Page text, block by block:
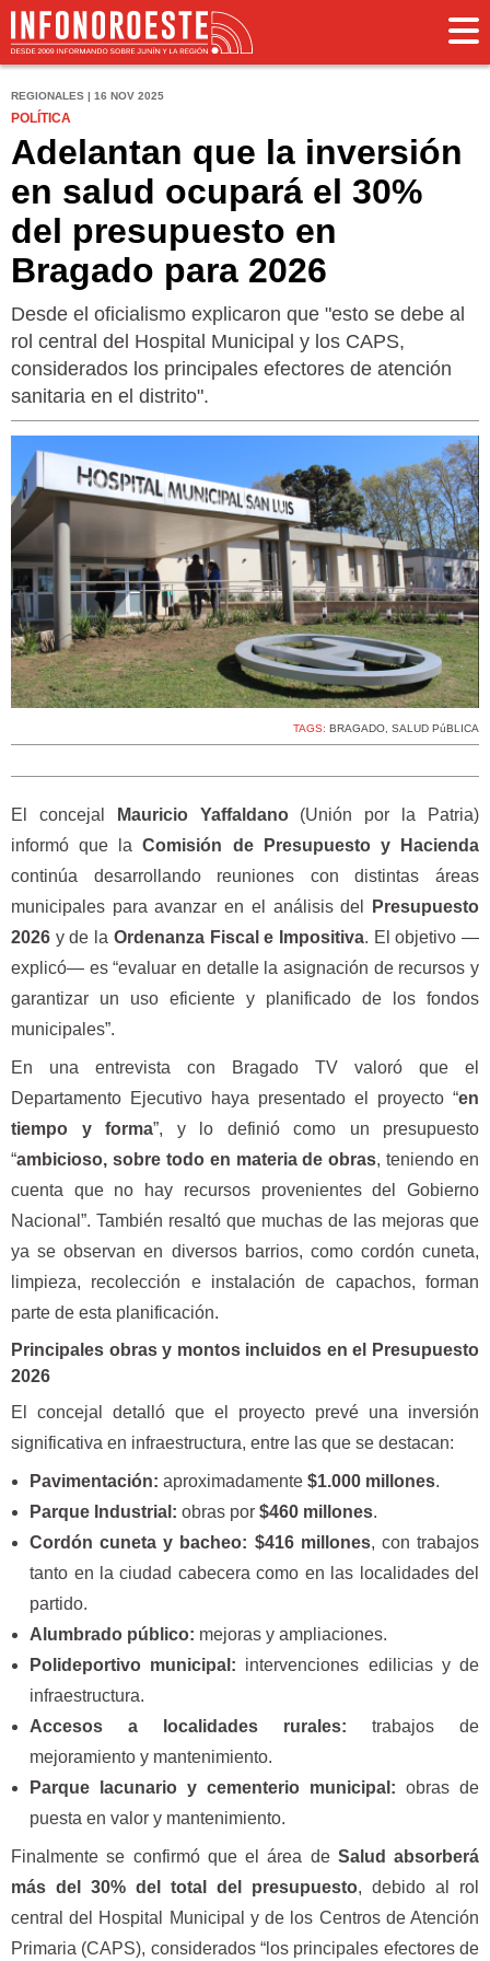
REGIONALES | 16 NOV 2025
POLÍTICA
Adelantan que la inversión
en salud ocupará el 30%
del presupuesto en
Bragado para 2026
Desde el oficialismo explicaron que "esto se debe al
rol central del Hospital Municipal y los CAPS,
considerados los principales efectores de atención
sanitaria en el distrito".
TAGS: BRAGADO, SALUD PúBLICA
El concejal Mauricio Yaffaldano(Unión por la Patria)
informó que laComisión de Presupuesto y Hacienda
continúa desarrollando reuniones con distintas áreas
municipales para avanzar en el análisis del
Presupuesto
2026 y de la Ordenanza Fiscal e Impositiva. El objetivo —
explicó— es “evaluar en detalle la asignación de recursos y
garantizar un uso eficiente y planificado de los fondos
municipales”.
En una entrevista con Bragado TV valoró que el
Departamento Ejecutivo haya presentado el proyecto “en
tiempo y forma”, y lo definió como un presupuesto
“ambicioso, sobre todo en materia de obras, teniendo en
cuenta que no hay recursos provenientes del Gobierno
Nacional”. También resaltó que muchas de las mejoras que
ya se observan en diversos barrios, como cordón cuneta,
limpieza, recolección e instalación de capachos, forman
parte de esta planificación.
Principales obras y montos incluidos en el Presupuesto
2026
El concejal detalló que el proyecto prevé una inversión
significativa en infraestructura, entre las que se destacan:
Pavimentación: aproximadamente$1.000 millones.
Parque Industrial: obras por$460 millones.
Cordón cuneta y bacheo: $416 millones, con trabajos
tanto en la ciudad cabecera como en las localidades del
partido.
Alumbrado público: mejoras y ampliaciones.
Polideportivo municipal: intervenciones edilicias y de
infraestructura.
Accesos a localidades rurales: trabajos de
mejoramiento y mantenimiento.
Parque lacunario y cementerio municipal: obras de
puesta en valor y mantenimiento.
Finalmente se confirmó que el área de Salud absorberá
más del 30% del total del presupuesto, debido al rol
central del Hospital Municipal y de los Centros de Atención
Primaria (CAPS), considerados “los principales efectores de